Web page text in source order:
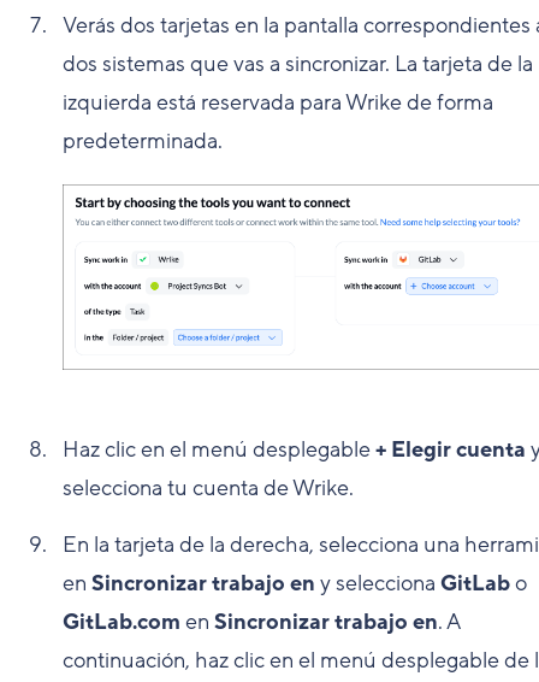
Verás dos tarjetas en la pantalla correspondientes
dos sistemas que vas a sincronizar. La tarjeta de la
izquierda está reservada para Wrike de forma
predeterminada.
Haz clic en el menú desplegable+ Elegir cuenta
selecciona tu cuenta de Wrike.
En la tarjeta de la derecha, selecciona una
en Sincronizar trabajo en y selecciona GitLabo
GitLab.com en Sincronizar trabajo en. A
continuación, haz clic en el menú desplegable de